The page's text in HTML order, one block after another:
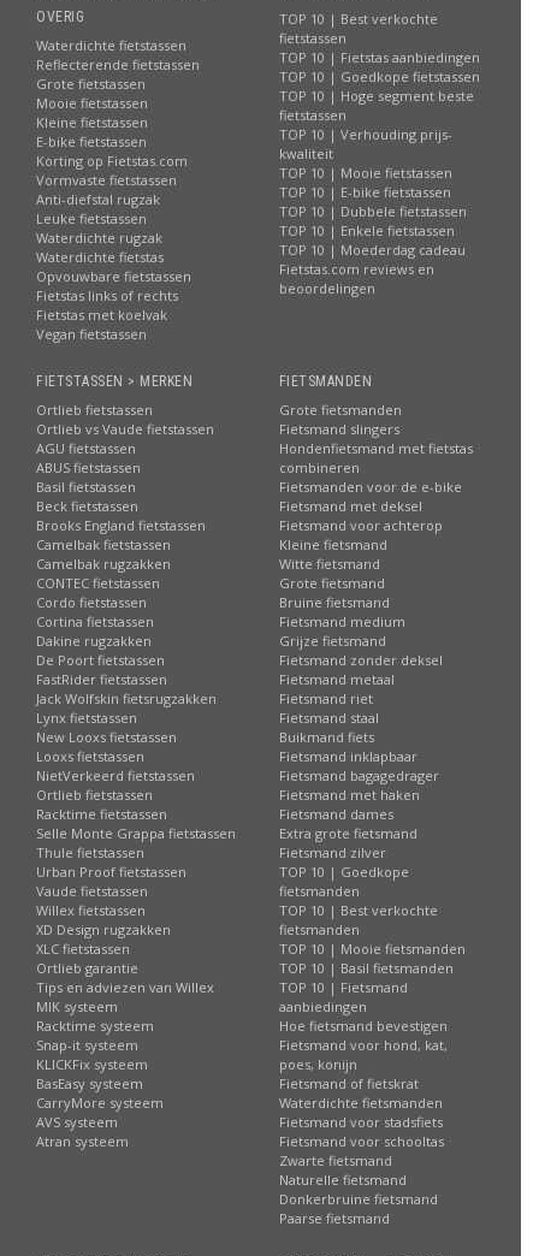
OVERIG
Waterdichte fietstassen
Reflecterende fietstassen
Grote fietstassen
Mooie fietstassen
Kleine fietstassen
E-bike fietstassen
Korting op Fietstas.com
Vormvaste fietstassen
Anti-diefstal rugzak
Leuke fietstassen
Waterdichte rugzak
Waterdichte fietstas
Opvouwbare fietstassen
Fietstas links of rechts
Fietstas met koelvak
Vegan fietstassen
TOP 10 | Best verkochte
fietstassen
TOP 10 | Fietstas aanbiedingen
TOP 10 | Goedkope fietstassen
TOP 10 | Hoge segment beste
fietstassen
TOP 10 | Verhouding prijs-
kwaliteit
TOP 10 | Mooie fietstassen
TOP 10 | E-bike fietstassen
TOP 10 | Dubbele fietstassen
TOP 10 | Enkele fietstassen
TOP 10 | Moederdag cadeau
Fietstas.com reviews en
beoordelingen
FIETSTASSEN > MERKEN
Ortlieb fietstassen
Ortlieb vs Vaude fietstassen
AGU fietstassen
ABUS fietstassen
Basil fietstassen
Beck fietstassen
Brooks England fietstassen
Camelbak fietstassen
Camelbak rugzakken
CONTEC fietstassen
Cordo fietstassen
Cortina fietstassen
Dakine rugzakken
De Poort fietstassen
FastRider fietstassen
Jack Wolfskin fietsrugzakken
Lynx fietstassen
New Looxs fietstassen
Looxs fietstassen
NietVerkeerd fietstassen
Ortlieb fietstassen
Racktime fietstassen
Selle Monte Grappa fietstassen
Thule fietstassen
Urban Proof fietstassen
Vaude fietstassen
Willex fietstassen
XD Design rugzakken
XLC fietstassen
Ortlieb garantie
Tips en adviezen van Willex
MIK systeem
Racktime systeem
Snap-it systeem
KLICKFix systeem
BasEasy systeem
CarryMore systeem
AVS systeem
Atran systeem
FIETSMANDEN
Grote fietsmanden
Fietsmand slingers
Hondenfietsmand met fietstas
combineren
Fietsmanden voor de e-bike
Fietsmand met deksel
Fietsmand voor achterop
Kleine fietsmand
Witte fietsmand
Grote fietsmand
Bruine fietsmand
Fietsmand medium
Grijze fietsmand
Fietsmand zonder deksel
Fietsmand metaal
Fietsmand riet
Fietsmand staal
Buikmand fiets
Fietsmand inklapbaar
Fietsmand bagagedrager
Fietsmand met haken
Fietsmand dames
Extra grote fietsmand
Fietsmand zilver
TOP 10 | Goedkope
fietsmanden
TOP 10 | Best verkochte
fietsmanden
TOP 10 | Mooie fietsmanden
TOP 10 | Basil fietsmanden
TOP 10 | Fietsmand
aanbiedingen
Hoe fietsmand bevestigen
Fietsmand voor hond, kat,
poes, konijn
Fietsmand of fietskrat
Waterdichte fietsmanden
Fietsmand voor stadsfiets
Fietsmand voor schooltas
Zwarte fietsmand
Naturelle fietsmand
Donkerbruine fietsmand
Paarse fietsmand